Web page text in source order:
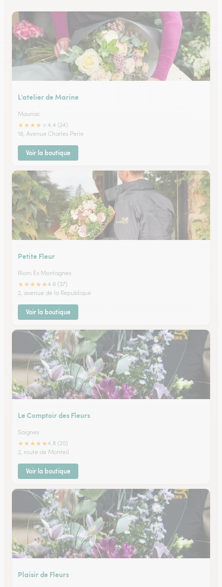
L’atelier de Marine
Mauriac
★★★★
4.4 (24)
18, Avenue Charles Perie
Voir la boutique
Petite Fleur
Riom Es Montagnes
★★★★★4.6 (37)
2, avenue de la Republique
Voir la boutique
Le Comptoir des Fleurs
Saignes
★★★★★4.8 (20)
2, route de Monteil
Voir la boutique
Plaisir de Fleurs